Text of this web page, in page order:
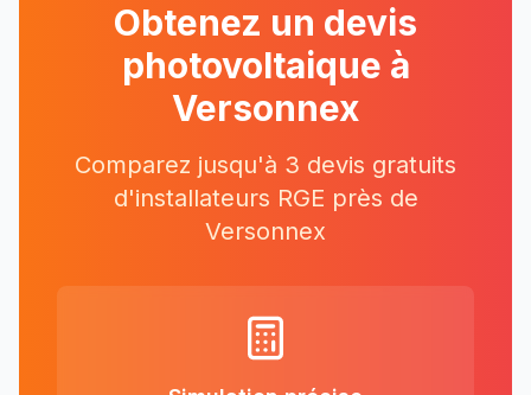
Obtenez un devis
photovoltaique à
Versonnex
Comparez jusqu'à 3 devis gratuits
d'installateurs RGE près de
Versonnex